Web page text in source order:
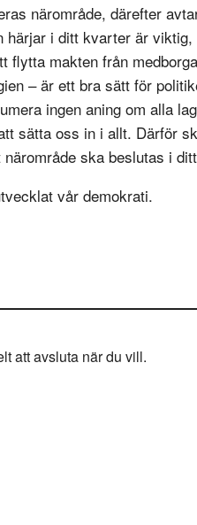
närområde, därefter
härjar i ditt kvarter är
flytta makten från
– är ett bra sätt för
ingen aning om alla
sätta oss in i allt. Därför
ska beslutas i
vår demokrati.
att avsluta när du vill.